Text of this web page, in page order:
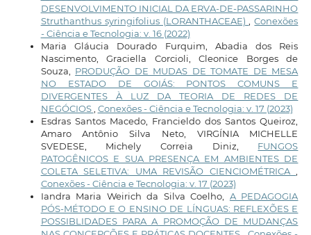
DESENVOLVIMENTO INICIAL DA ERVA-DE-PASSARINHO
Struthanthus syringifolius (LORANTHACEAE)
,Conexões
- Ciência e Tecnologia: v. 16 (2022)
Maria Gláucia Dourado Furquim, Abadia dos Reis
Nascimento, Graciella Corcioli, Cleonice Borges de
Souza, PRODUÇÃO DE MUDAS DE TOMATE DE MESA
NO ESTADO DE GOIÁS: PONTOS COMUNS E
DIVERGENTES À LUZ DA TEORIA DE REDES DE
NEGÓCIOS Conexões - Ciência e Tecnologia: v. 17 (2023)
Esdras Santos Macedo, Francieldo dos Santos Queiroz,
Amaro Antônio Silva Neto, VIRGÍNIA MICHELLE
SVEDESE, Michely Correia Diniz, FUNGOS
PATOGÊNICOS E SUA PRESENÇA EM AMBIENTES DE
COLETA SELETIVA: UMA REVISÃO CIENCIOMÉTRICA
Conexões - Ciência e Tecnologia: v. 17 (2023)
Iandra Maria Weirich da Silva Coelho, A PEDAGOGIA
PÓS-MÉTODO E O ENSINO DE LÍNGUAS: REFLEXÕES E
POSSIBLIDADES PARA A PROMOÇÃO DE MUDANÇAS